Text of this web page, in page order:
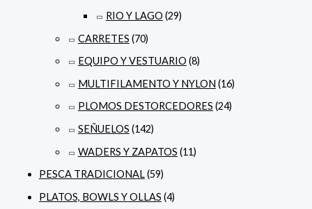
RIO Y LAGO (29)
CARRETES (70)
EQUIPO Y VESTUARIO (8)
MULTIFILAMENTO Y NYLON (16)
PLOMOS DESTORCEDORES (24)
SEÑUELOS (142)
WADERS Y ZAPATOS (11)
PESCA TRADICIONAL(59)
PLATOS, BOWLS Y OLLAS (4)